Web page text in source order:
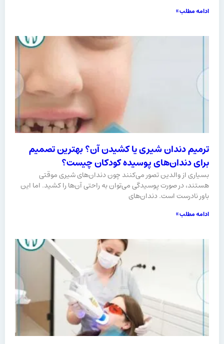
ادامه مطلب »
ترمیم دندان شیری یا کشیدن آن؟ بهترین تصمیم
برای دندان‌های پوسیده کودکان چیست؟
بسیاری از والدین تصور می‌کنند چون دندان‌های شیری موقتی
هستند، در صورت پوسیدگی می‌توان به‌ راحتی آن‌ها را کشید. اما این
باور نادرست است. دندان‌های
ادامه مطلب »